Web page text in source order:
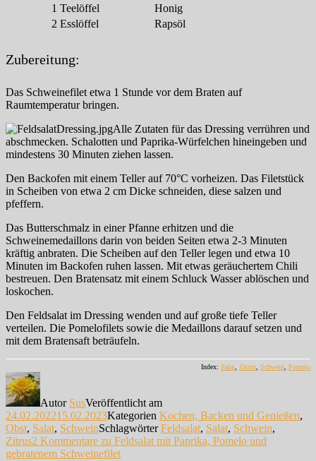
1 Teelöffel
Honig
2 Esslöffel Rapsöl
Zubereitung:
Das Schweinefilet etwa 1 Stunde vor dem Braten auf
Raumtemperatur bringen.
Alle Zutaten für das Dressing verrühren und
abschmecken. Schalotten und Paprika-Würfelchen hineingeben und
mindestens 30 Minuten ziehen lassen.
Den Backofen mit einem Teller auf 70°C vorheizen. Das Filetstück
in Scheiben von etwa 2 cm Dicke schneiden, diese salzen und
pfeffern.
Das Butterschmalz in einer Pfanne erhitzen und die
Schweinemedaillons darin von beiden Seiten etwa 2-3 Minuten
kräftig anbraten. Die Scheiben auf den Teller legen und etwa 10
Minuten im Backofen ruhen lassen. Mit etwas geräuchertem Chili
bestreuen. Den Bratensatz mit einem Schluck Wasser ablöschen und
loskochen.
Den Feldsalat im Dressing wenden und auf große tiefe Teller
verteilen. Die Pomelofilets sowie die Medaillons darauf setzen und
mit dem Bratensaft beträufeln.
Index: Salat, Zitrus, Schwein, Pomelo
Autor SusVeröffentlicht am
24.02.202215.02.2023Kategorien Kochen, Backen und Genießen,
Obst, Salat, SchweinSchlagwörterFeldsalat, Salat, Schwein,
Zitrus2 Kommentare zu Feldsalat mit Paprika, Pomelo und
gebratenem Schweinefilet